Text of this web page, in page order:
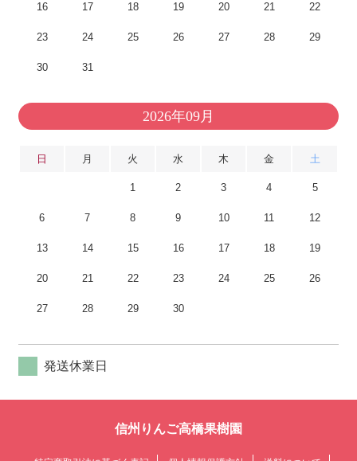
16 17 18 19 20 21 22
23 24 25 26 27 28 29
30 31
2026年09月
日 月 火 水 木 金 土
1 2 3 4 5
6 7 8 9 10 11 12
13 14 15 16 17 18 19
20 21 22 23 24 25 26
27 28 29 30
発送休業日
信州りんご高橋果樹園